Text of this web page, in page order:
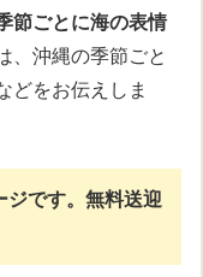
節ごとに海の表情
、沖縄の季節ごと
どをお伝えしま
ジです。無料送迎